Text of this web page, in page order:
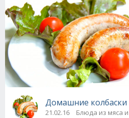
Домашние колбаски
21.02.16 Блюда из мяса